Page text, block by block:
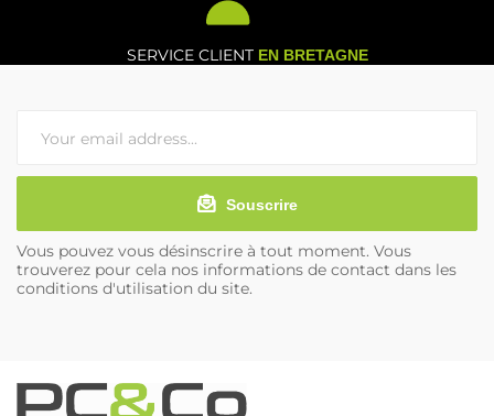
SERVICE CLIENT EN BRETAGNE
Souscrire
Vous pouvez vous désinscrire à tout moment. Vous
trouverez pour cela nos informations de contact dans les
conditions d'utilisation du site.